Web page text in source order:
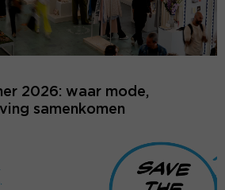
2026: waar mode,
samenkomen